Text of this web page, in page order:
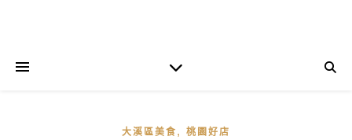
大溪區美食 , 桃園好店